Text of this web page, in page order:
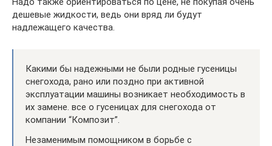
дешевые жидкости, ведь они вряд ли будут
надлежащего качества.
Какими бы надежными не были родные гусеницы
снегохода, рано или поздно при активной
эксплуатации машины возникает необходимость в
их замене. все о гусеницах для снегохода от
компании “Композит”.
Незаменимым помощником в борьбе с